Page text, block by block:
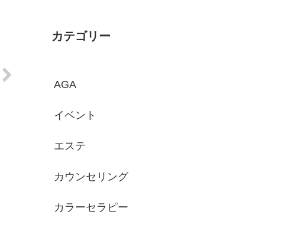
カテゴリー
AGA
イベント
エステ
カウンセリング
カラーセラピー